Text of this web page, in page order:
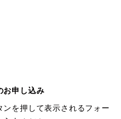
お申し込み
ンを押して表示されるフォー